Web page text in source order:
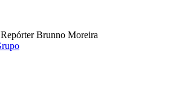
Repórter Brunno Moreira